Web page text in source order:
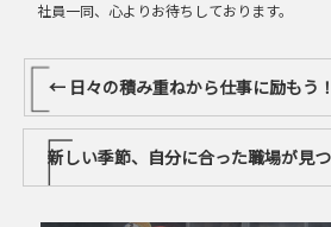
社員一同、心よりお待ちしております。
← 日々の積み重ねから仕事に励もう！
新しい季節、自分に合った職場が見